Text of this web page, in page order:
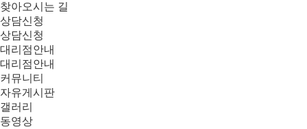
찾아오시는 길
상담신청
상담신청
대리점안내
대리점안내
커뮤니티
자유게시판
갤러리
동영상